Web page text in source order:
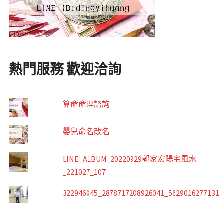
熱門服務 歡迎洽詢
算命命理諮詢
嬰兒命名改名
LINE_ALBUM_20220929郭家宏陽宅風水
_221027_107